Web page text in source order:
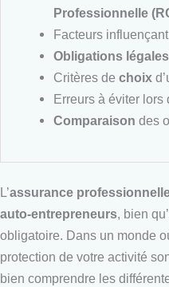
Professionnelle
Facteurs
Obligations légales
Critères de choix
Erreurs à éviter lors
Comparaison des
L’assurance
auto-entrepreneurs, bien
obligatoire. Dans un monde
protection de votre activité
bien comprendre les